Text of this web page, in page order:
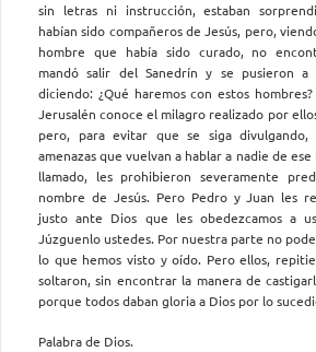
sin letras ni instrucción, estaban
habían sido compañeros de Jesús, pero,
hombre que había sido curado, no
mandó salir del Sanedrín y se pusieron
diciendo: ¿Qué haremos con estos
Jerusalén conoce el milagro realizado por
pero, para evitar que se siga divulgando,
amenazas que vuelvan a hablar a nadie de
llamado, les prohibieron severamente
nombre de Jesús. Pero Pedro y Juan les
justo ante Dios que les obedezcamos a
Júzguenlo ustedes. Por nuestra parte no
lo que hemos visto y oído. Pero ellos,
soltaron, sin encontrar la manera de
porque todos daban gloria a Dios por lo
Palabra de Dios.